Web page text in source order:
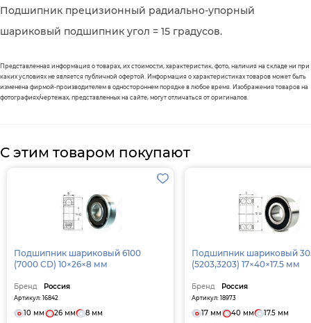
Подшипник прецизионный радиально-упорный
шариковый подшипник угол = 15 градусов.
Представленная информация о товарах, их стоимости, характеристик, фото, наличия на складе ни при
каких условиях не является публичной офертой. Информация о характеристиках товаров может быть
изменена фирмой-производителем в одностороннем порядке в любое время. Изображения товаров на
фотографиях/чертежах, представленных на сайте, могут отличаться от оригиналов.
С этим товаром покупают
Подшипник шариковый 6100
(7000 CD) 10×26×8 мм
Бренд Россия
Артикул: 16842
10 мм 26 мм 8 мм
Подшипник шариковый
(5203,3203) 17×40×17.5 мм
Бренд Россия
Артикул: 18973
17 мм 40 мм 17.5 мм